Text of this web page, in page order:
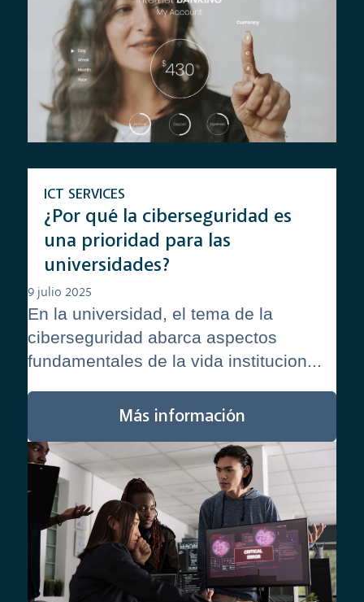
¿Por qué la ciberseguridad es
una prioridad para las
universidades?
ICT SERVICES
9 julio 2025
En la universidad, el tema de la
ciberseguridad abarca aspectos
fundamentales de la vida institucion...
Más información